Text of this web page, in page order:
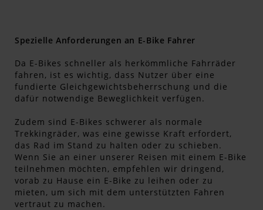
Spezielle Anforderungen an E-Bike Fahrer
Da E-Bikes schneller als herkömmliche Fahrräder
fahren, ist es wichtig, dass Nutzer über eine
fundierte Gleichgewichtsbeherrschung und die
dafür notwendige Beweglichkeit verfügen.
Zudem sind E-Bikes schwerer als normale
Trekkingräder, was eine gewisse Kraft erfordert,
das Rad im Stand zu halten oder zu schieben.
Wenn Sie an einer unserer Reisen mit einem E-Bike
teilnehmen möchten, empfehlen wir dringend,
vorab zu Hause ein E-Bike zu leihen oder zu
mieten, um sich mit dem unterstützten Fahren
vertraut zu machen.